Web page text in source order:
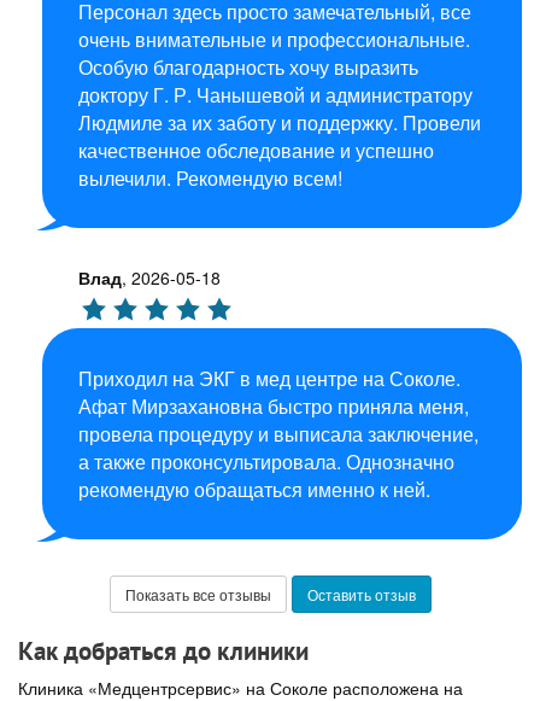
Персонал здесь просто замечательный, все
очень внимательные и профессиональные.
Особую благодарность хочу выразить
доктору Г. Р. Чанышевой и администратору
Людмиле за их заботу и поддержку. Провели
качественное обследование и успешно
вылечили. Рекомендую всем!
Влад, 2026-05-18
Приходил на ЭКГ в мед центре на Соколе.
Афат Мирзахановна быстро приняла меня,
провела процедуру и выписала заключение,
а также проконсультировала. Однозначно
рекомендую обращаться именно к ней.
Показать все отзывы Оставить отзыв
Как добраться до клиники
Клиника «Медцентрсервис» на Соколе расположена на